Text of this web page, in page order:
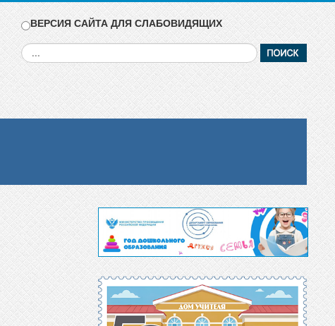
ВЕРСИЯ САЙТА ДЛЯ СЛАБОВИДЯЩИХ
Искать...